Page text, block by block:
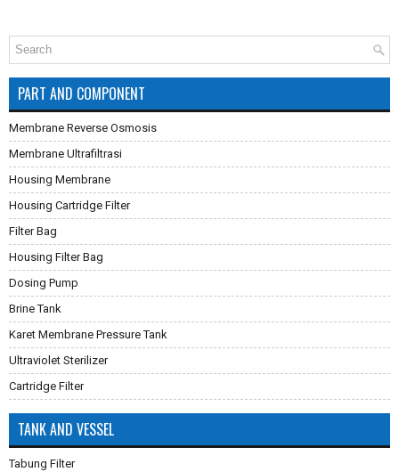
PART AND COMPONENT
Membrane Reverse Osmosis
Membrane Ultrafiltrasi
Housing Membrane
Housing Cartridge Filter
Filter Bag
Housing Filter Bag
Dosing Pump
Brine Tank
Karet Membrane Pressure Tank
Ultraviolet Sterilizer
Cartridge Filter
TANK AND VESSEL
Tabung Filter